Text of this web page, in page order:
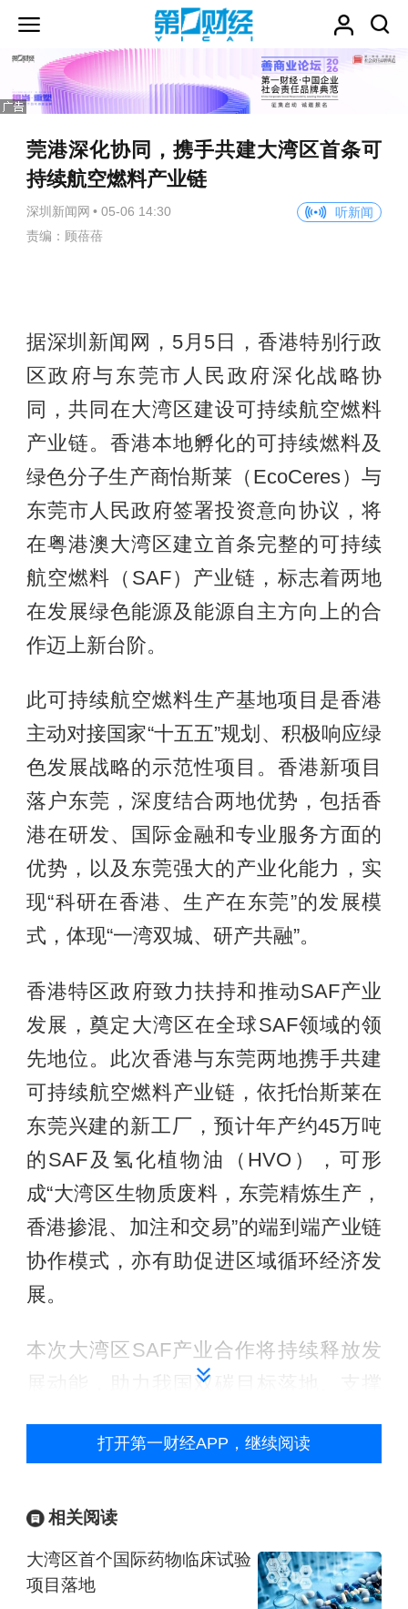
莞港深化协同，携手共建大湾区首条可
持续航空燃料产业链
深圳新闻网 • 05-06 14:30
听新闻
责编：顾蓓蓓
据深圳新闻网，5月5日，香港特别行政
区政府与东莞市人民政府深化战略协
同，共同在大湾区建设可持续航空燃料
产业链。香港本地孵化的可持续燃料及
绿色分子生产商怡斯莱（EcoCeres）与
东莞市人民政府签署投资意向协议，将
在粤港澳大湾区建立首条完整的可持续
航空燃料（SAF）产业链，标志着两地
在发展绿色能源及能源自主方向上的合
作迈上新台阶。
此可持续航空燃料生产基地项目是香港
主动对接国家“十五五”规划、积极响应绿
色发展战略的示范性项目。香港新项目
落户东莞，深度结合两地优势，包括香
港在研发、国际金融和专业服务方面的
优势，以及东莞强大的产业化能力，实
现“科研在香港、生产在东莞”的发展模
式，体现“一湾双城、研产共融”。
香港特区政府致力扶持和推动SAF产业
发展，奠定大湾区在全球SAF领域的领
先地位。此次香港与东莞两地携手共建
可持续航空燃料产业链，依托怡斯莱在
东莞兴建的新工厂，预计年产约45万吨
的SAF及氢化植物油（HVO），可形
成“大湾区生物质废料，东莞精炼生产，
香港掺混、加注和交易”的端到端产业链
协作模式，亦有助促进区域循环经济发
展。
本次大湾区SAF产业合作将持续释放发
展动能，助力我国双碳目标落地、支撑
家能源自主保障能力，为行业减碳发展
打开第一财经APP，继续阅读
相关阅读
大湾区首个国际药物临床试验
项目落地